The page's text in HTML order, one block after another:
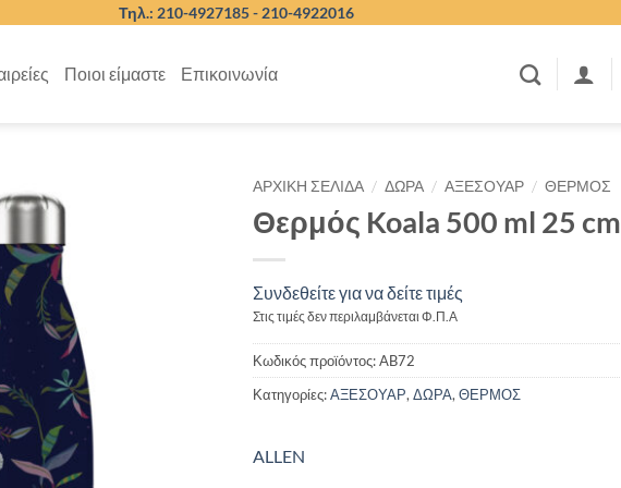
Τηλ.: 210-4927185 - 210-4922016
Ποιοι είμαστε Επικοινωνία
ΑΡΧΙΚΉ ΣΕΛΊΔΑ / ΔΩΡΑ / ΑΞΕΣΟΥΑΡ / ΘΕΡΜΟΣ
Θερμός Koala 500 ml 25 cm
Συνδεθείτε για να δείτε τιμές
Στις τιμές δεν περιλαμβάνεται Φ.Π.Α
Κωδικός προϊόντος:AB72
Κατηγορίες:ΑΞΕΣΟΥΑΡ,ΔΩΡΑ,ΘΕΡΜΟΣ
ALLEN